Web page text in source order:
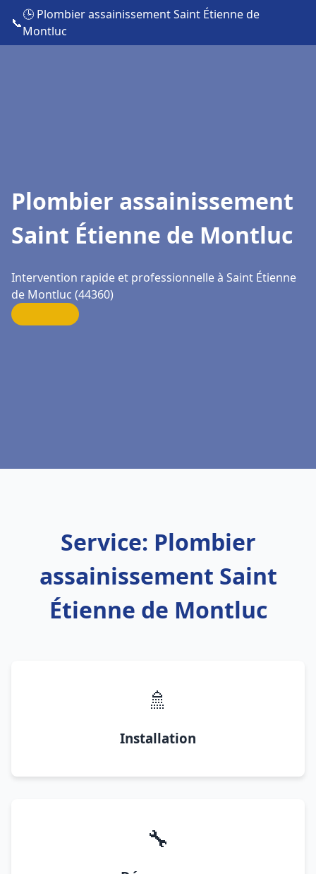
📞
🕒 Plombier assainissement Saint Étienne de
Montluc
Plombier assainissement
Saint Étienne de Montluc
Intervention rapide et professionnelle à Saint Étienne
de Montluc (44360)
Service: Plombier
assainissement Saint
Étienne de Montluc
🚿
Installation
🔧